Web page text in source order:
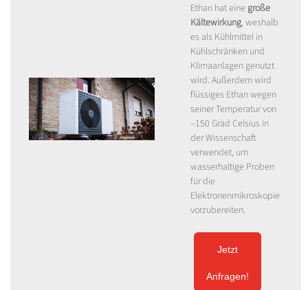
Ethan hat eine große
Kältewirkung, weshalb
es als Kühlmittel in
Kühlschränken und
Klimaanlagen genutzt
wird. Außerdem wird
flüssiges Ethan wegen
seiner Temperatur von
–150 Grad Celsius in
der Wissenschaft
verwendet, um
wasserhaltige Proben
für die
Elektronenmikroskopie
vorzubereiten.
Jetzt
Anfragen!